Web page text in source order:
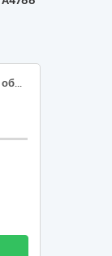
ДК 021:2015 – 30210000-4 «Машини для обробки даних (апаратна частина)». 1. Ноутбук - 2 шт.; 2. Персональний комп’ютер - 2шт.